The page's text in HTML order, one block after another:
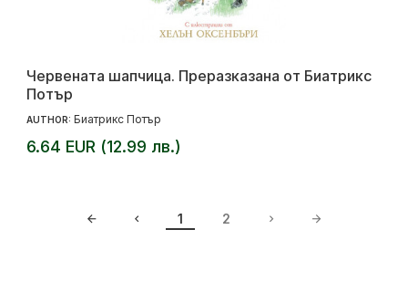
Червената шапчица. Преразказана от Биатрикс
Потър
AUTHOR: Биатрикс Потър
6.64 EUR (12.99 лв.)
1 2